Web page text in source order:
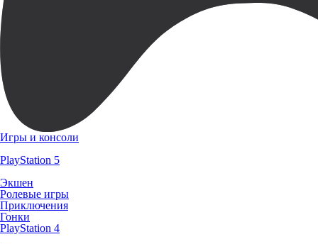
Игры и консоли
PlayStation 5
Экшен
Ролевые игры
Приключения
Гонки
PlayStation 4